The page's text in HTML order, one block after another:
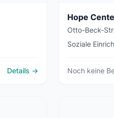
Details →
Hope
Otto-Beck-
Soziale
Noch keine